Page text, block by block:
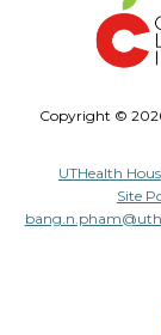
Copyright ©
UTHealth
Site